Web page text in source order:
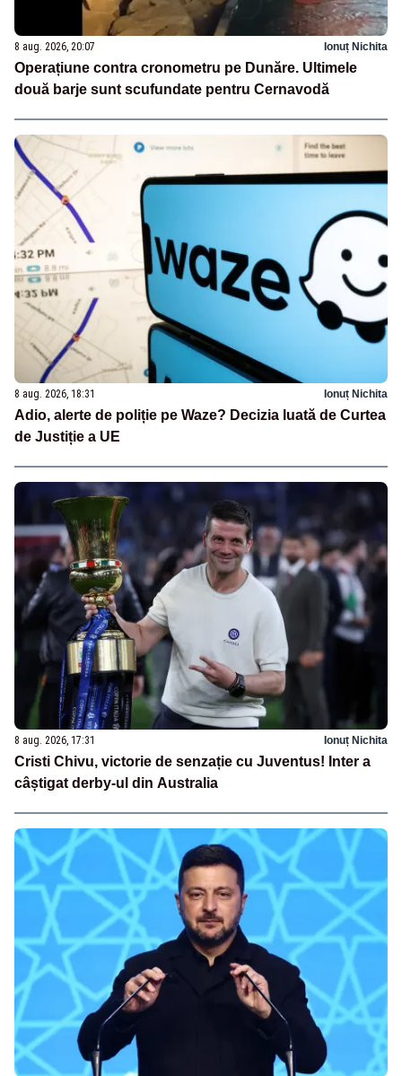
8 aug. 2026, 20:07 Ionuț Nichita
Operațiune contra cronometru pe Dunăre. Ultimele
două barje sunt scufundate pentru Cernavodă
8 aug. 2026, 18:31 Ionuț Nichita
Adio, alerte de poliție pe Waze? Decizia luată de Curtea
de Justiție a UE
8 aug. 2026, 17:31 Ionuț Nichita
Cristi Chivu, victorie de senzație cu Juventus! Inter a
câștigat derby-ul din Australia